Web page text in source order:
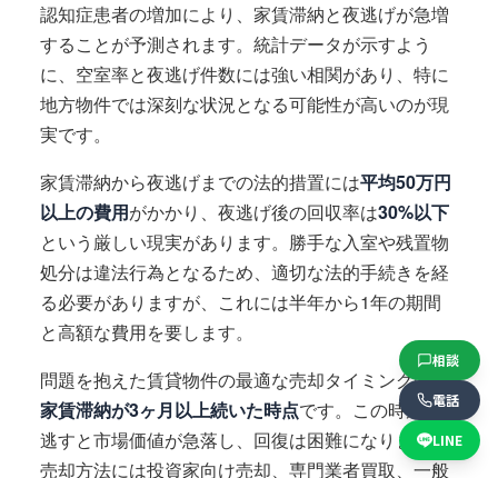
相談
電話
LINE
認知症患者の増加により、家賃滞納と夜逃げが急増
することが予測されます。統計データが示すよう
に、空室率と夜逃げ件数には強い相関があり、特に
地方物件では深刻な状況となる可能性が高いのが現
実です。
家賃滞納から夜逃げまでの法的措置には平均50万円
以上の費用がかかり、夜逃げ後の回収率は30%以下
という厳しい現実があります。勝手な入室や残置物
処分は違法行為となるため、適切な法的手続きを経
る必要がありますが、これには半年から1年の期間
と高額な費用を要します。
問題を抱えた賃貸物件の最適な売却タイミングは、
家賃滞納が3ヶ月以上続いた時点です。この時期を
逃すと市場価値が急落し、回復は困難になります。
売却方法には投資家向け売却、専門業者買取、一般